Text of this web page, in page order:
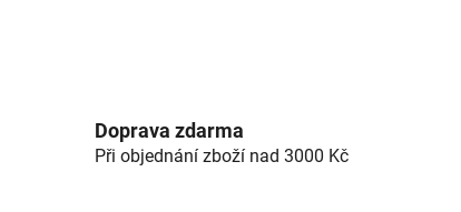
Doprava zdarma
Při objednání zboží nad 3000 Kč